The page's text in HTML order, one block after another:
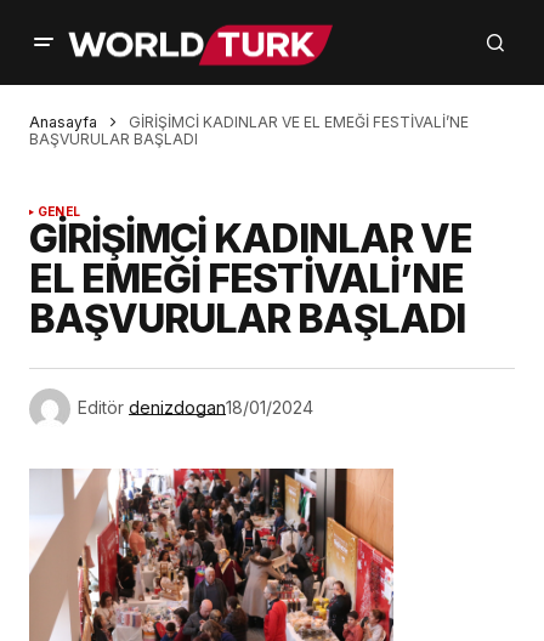
Anasayfa
GİRİŞİMCİ KADINLAR VE EL EMEĞİ FESTİVALİ’NE
BAŞVURULAR BAŞLADI
GENEL
GİRİŞİMCİ KADINLAR VE
EL EMEĞİ FESTİVALİ’NE
BAŞVURULAR BAŞLADI
Editör denizdogan18/01/2024